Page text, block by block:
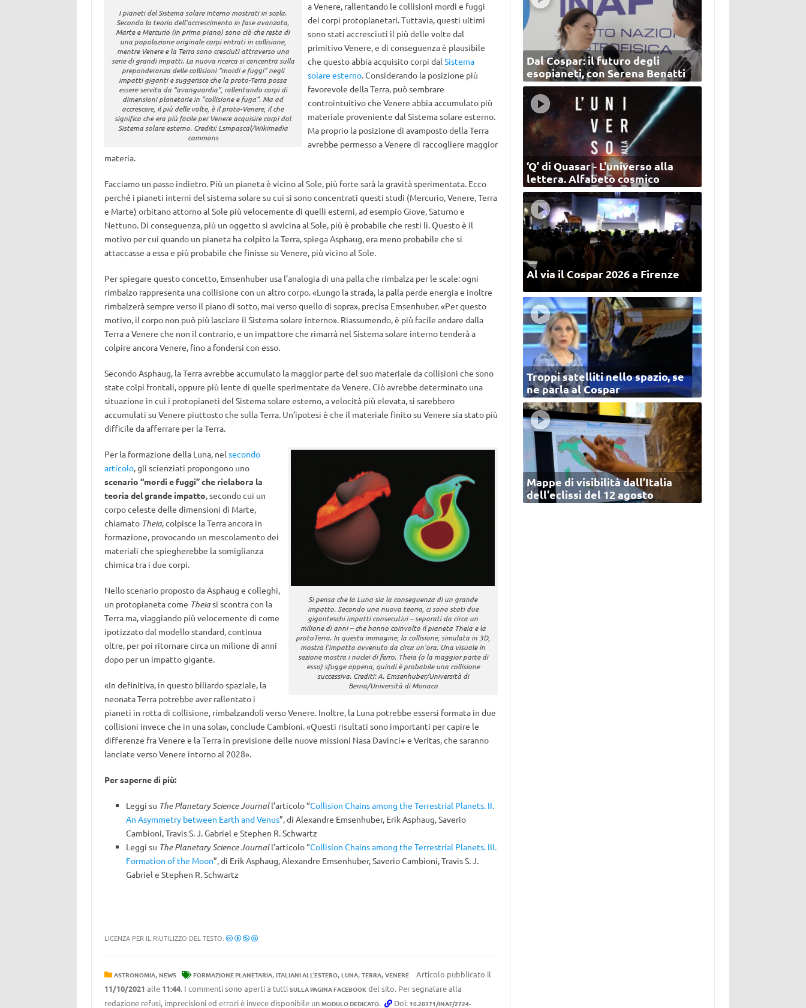
I pianeti del Sistema solare interno mostrati in scala.
Secondo la teoria dell’accrescimento in fase avanzata,
Marte e Mercurio (in primo piano) sono ciò che resta di
una popolazione originale corpi entrati in collisione,
mentre Venere e la Terra sono cresciuti attraverso una
serie di grandi impatti. La nuova ricerca si concentra sulla
preponderanza delle collisioni “mordi e fuggi” negli
impatti giganti e suggerisce che la proto-Terra possa
essere servita da “avanguardia”, rallentando corpi di
dimensioni planetarie in “collisione e fuga”. Ma ad
accrescere, il più delle volte, è il proto-Venere, il che
significa che era più facile per Venere acquisire corpi dal
Sistema solare esterno. Crediti: Lsmpascal/Wikimedia
commons
a Venere, rallentando le collisioni mordi e fuggi
dei corpi protoplanetari. Tuttavia, questi ultimi
sono stati accresciuti il più delle volte dal
primitivo Venere, e di conseguenza è plausibile
che questo abbia acquisito corpi dal Sistema
solare esterno. Considerando la posizione più
favorevole della Terra, può sembrare
controintuitivo che Venere abbia accumulato più
materiale proveniente dal Sistema solare esterno.
Ma proprio la posizione di avamposto della Terra
avrebbe permesso a Venere di raccogliere maggior
materia.
Facciamo un passo indietro. Più un pianeta è vicino al Sole, più forte sarà la gravità sperimentata. Ecco
perché i pianeti interni del sistema solare su cui si sono concentrati questi studi (Mercurio, Venere, Terra
e Marte) orbitano attorno al Sole più velocemente di quelli esterni, ad esempio Giove, Saturno e
Nettuno. Di conseguenza, più un oggetto si avvicina al Sole, più è probabile che resti lì. Questo è il
motivo per cui quando un pianeta ha colpito la Terra, spiega Asphaug, era meno probabile che si
attaccasse a essa e più probabile che finisse su Venere, più vicino al Sole.
Per spiegare questo concetto, Emsenhuber usa l’analogia di una palla che rimbalza per le scale: ogni
rimbalzo rappresenta una collisione con un altro corpo. «Lungo la strada, la palla perde energia e inoltre
rimbalzerà sempre verso il piano di sotto, mai verso quello di sopra», precisa Emsenhuber. «Per questo
motivo, il corpo non può più lasciare il Sistema solare interno». Riassumendo, è più facile andare dalla
Terra a Venere che non il contrario, e un impattore che rimarrà nel Sistema solare interno tenderà a
colpire ancora Venere, fino a fondersi con esso.
Secondo Asphaug, la Terra avrebbe accumulato la maggior parte del suo materiale da collisioni che sono
state colpi frontali, oppure più lente di quelle sperimentate da Venere. Ciò avrebbe determinato una
situazione in cui i protopianeti del Sistema solare esterno, a velocità più elevata, si sarebbero
accumulati su Venere piuttosto che sulla Terra. Un’ipotesi è che il materiale finito su Venere sia stato più
difficile da afferrare per la Terra.
Si pensa che la Luna sia la conseguenza di un grande
impatto. Secondo una nuova teoria, ci sono stati due
giganteschi impatti consecutivi – separati da circa un
milione di anni – che hanno coinvolto il pianeta Theia e la
protoTerra. In questa immagine, la collisione, simulata in 3D,
mostra l’impatto avvenuto da circa un’ora. Una visuale in
sezione mostra i nuclei di ferro. Theia (o la maggior parte di
esso) sfugge appena, quindi è probabile una collisione
successiva. Crediti: A. Emsenhuber/Università di
Berna/Università di Monaco
Per la formazione della Luna, nel secondo
articolo, gli scienziati propongono uno
scenario “mordi e fuggi” che rielabora la
teoria del grande impatto, secondo cui un
corpo celeste delle dimensioni di Marte,
chiamato Theia, colpisce la Terra ancora in
formazione, provocando un mescolamento dei
materiali che spiegherebbe la somiglianza
chimica tra i due corpi.
Nello scenario proposto da Asphaug e colleghi,
un protopianeta come Theiasi scontra con la
Terra ma, viaggiando più velocemente di come
ipotizzato dal modello standard, continua
oltre, per poi ritornare circa un milione di anni
dopo per un impatto gigante.
«In definitiva, in questo biliardo spaziale, la
neonata Terra potrebbe aver rallentato i
pianeti in rotta di collisione, rimbalzandoli verso Venere. Inoltre, la Luna potrebbe essersi formata in due
collisioni invece che in una sola», conclude Cambioni. «Questi risultati sono importanti per capire le
differenze fra Venere e la Terra in previsione delle nuove missioni Nasa Davinci+ e Veritas, che saranno
lanciate verso Venere intorno al 2028».
Per saperne di più:
Leggi su The Planetary Science Journall’articolo “Collision Chains among the Terrestrial Planets. II.
An Asymmetry between Earth and Venus”, di Alexandre Emsenhuber, Erik Asphaug, Saverio
Cambioni, Travis S. J. Gabriel e Stephen R. Schwartz
Leggi su The Planetary Science Journall’articolo “Collision Chains among the Terrestrial Planets. III.
Formation of the Moon”, di Erik Asphaug, Alexandre Emsenhuber, Saverio Cambioni, Travis S. J.
Gabriel e Stephen R. Schwartz
LICENZA PER IL RIUTILIZZO DEL TESTO:
ASTRONOMIA, NEWS FORMAZIONE PLANETARIA, ITALIANI ALL'ESTERO, LUNA, TERRA, VENERE
Articolo pubblicato il
11/10/2021 alle 11:44. I commenti sono aperti a tutti SULLA PAGINA FACEBOOKdel sito. Per segnalare alla
redazione refusi, imprecisioni ed errori è invece disponibile un MODULO DEDICATO. Doi: 10.20371/INAF/2724-
Dal Cospar: il futuro degli
esopianeti, con Serena Benatti
‘Q’ di Quasar - L'universo alla
lettera. Alfabeto cosmico
Al via il Cospar 2026 a Firenze
Troppi satelliti nello spazio, se
ne parla al Cospar
Mappe di visibilità dall’Italia
dell'eclissi del 12 agosto